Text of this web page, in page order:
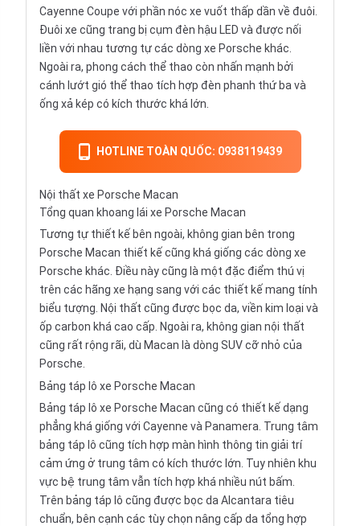
Cayenne Coupe với phần nóc xe vuốt thấp dần về đuôi.
Đuôi xe cũng trang bị cụm đèn hậu LED và được nối
liền với nhau tương tự các dòng xe Porsche khác.
Ngoài ra, phong cách thể thao còn nhấn mạnh bởi
cánh lướt gió thể thao tích hợp đèn phanh thứ ba và
ống xả kép có kích thước khá lớn.
HOTLINE TOÀN QUỐC: 0938119439
Nội thất xe Porsche Macan
Tổng quan khoang lái xe Porsche Macan
Tương tự thiết kế bên ngoài, không gian bên trong
Porsche Macan thiết kế cũng khá giống các dòng xe
Porsche khác. Điều này cũng là một đặc điểm thú vị
trên các hãng xe hạng sang với các thiết kế mang tính
biểu tượng. Nội thất cũng được bọc da, viền kim loại và
ốp carbon khá cao cấp. Ngoài ra, không gian nội thất
cũng rất rộng rãi, dù Macan là dòng SUV cỡ nhỏ của
Porsche.
Bảng táp lô xe Porsche Macan
Bảng táp lô xe Porsche Macan cũng có thiết kế dạng
phẳng khá giống với Cayenne và Panamera. Trung tâm
bảng táp lô cũng tích hợp màn hình thông tin giải trí
cảm ứng ở trung tâm có kích thước lớn. Tuy nhiên khu
vực bệ trung tâm vẫn tích hợp khá nhiều nút bấm.
Trên bảng táp lô cũng được bọc da Alcantara tiêu
chuẩn, bên cạnh các tùy chọn nâng cấp da tổng hợp